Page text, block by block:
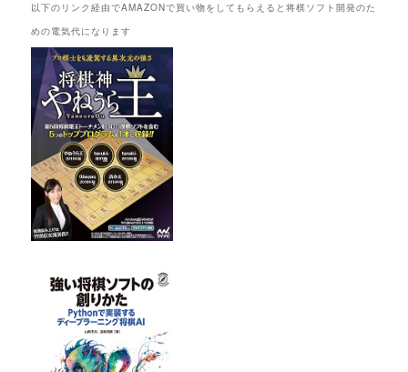
以下のリンク経由でAMAZONで買い物をしてもらえると将棋ソフト開発のた
めの電気代になります